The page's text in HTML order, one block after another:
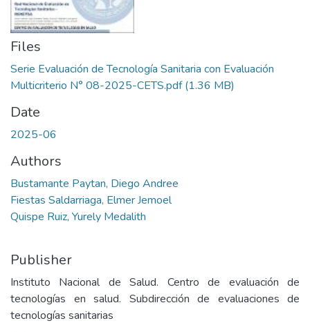
Files
Serie Evaluación de Tecnología Sanitaria con Evaluación
Multicriterio N° 08-2025-CETS.pdf(1.36 MB)
Date
2025-06
Authors
Bustamante Paytan, Diego Andree
Fiestas Saldarriaga, Elmer Jemoel
Quispe Ruiz, Yurely Medalith
Publisher
Instituto Nacional de Salud. Centro de evaluación de
tecnologías en salud. Subdirección de evaluaciones de
tecnologías sanitarias